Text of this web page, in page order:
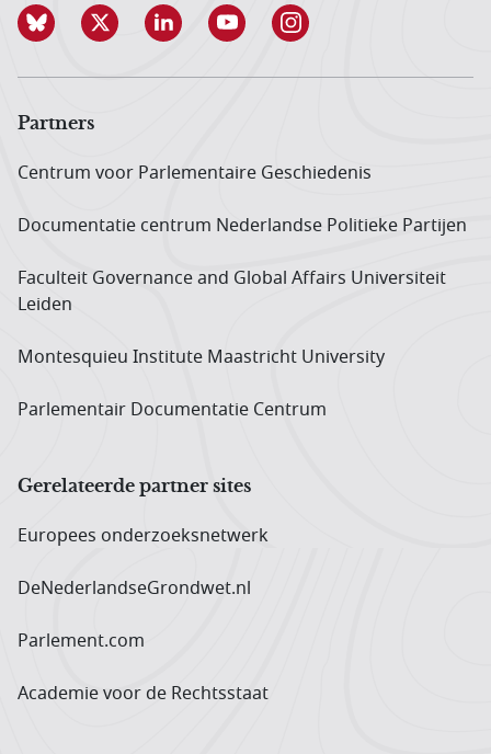
Partners
Centrum voor Parlementaire Geschiedenis
Documentatie centrum Neder­landse Politieke Partijen
Faculteit Governance and Global Affairs Universiteit
Leiden
Montesquieu Institute Maastricht University
Parlementair Documentatie Centrum
Gerelateerde partner sites
Europees onderzoeks­netwerk
DeNederlandseGrondwet.nl
Parlement.com
Academie voor de Rechtsstaat